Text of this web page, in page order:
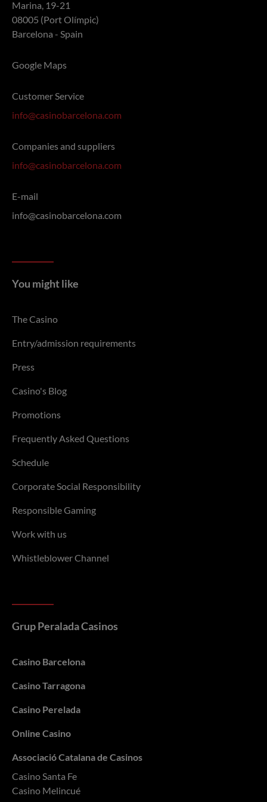
BAYO MONLLAO,MARC
Marina, 19-21
08005 (Port Olímpic)
Barcelona - Spain
Google Maps
Customer Service
info@casinobarcelona.com
Companies and suppliers
info@casinobarcelona.com
E-mail
info@casinobarcelona.com
You might like
The Casino
Entry/admission requirements
Press
Casino's Blog
Promotions
Frequently Asked Questions
Schedule
Corporate Social Responsibility
Responsible Gaming
Work with us
Whistleblower Channel
Grup Peralada Casinos
Casino Barcelona
Casino Tarragona
Casino Perelada
Online Casino
Associació Catalana de Casinos
Casino Santa Fe
Casino Melincué